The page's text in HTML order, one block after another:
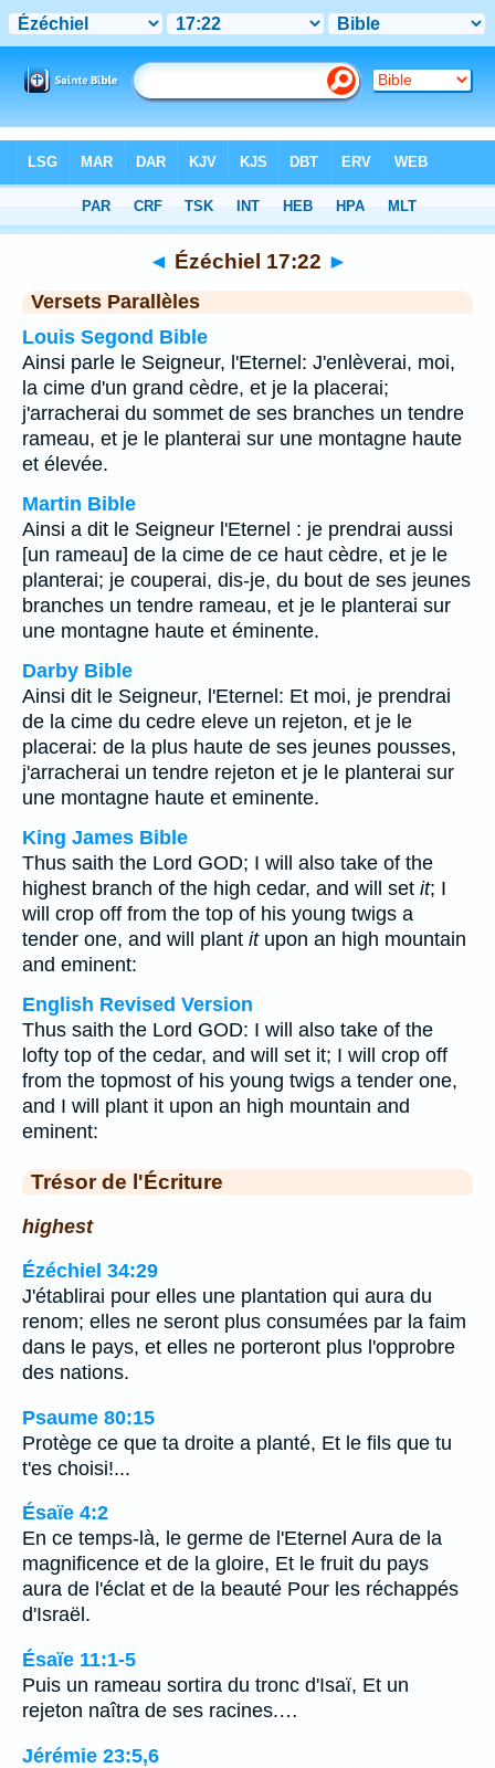
Chapitre 17> Verset 22
◄ Ézéchiel 17:22 ►
Versets Parallèles
Louis Segond Bible
Ainsi parle le Seigneur, l'Eternel: J'enlèverai, moi,
la cime d'un grand cèdre, et je la placerai;
j'arracherai du sommet de ses branches un tendre
rameau, et je le planterai sur une montagne haute
et élevée.
Martin Bible
Ainsi a dit le Seigneur l'Eternel : je prendrai aussi
[un rameau] de la cime de ce haut cèdre, et je le
planterai; je couperai, dis-je, du bout de ses jeunes
branches un tendre rameau, et je le planterai sur
une montagne haute et éminente.
Darby Bible
Ainsi dit le Seigneur, l'Eternel: Et moi, je prendrai
de la cime du cedre eleve un rejeton, et je le
placerai: de la plus haute de ses jeunes pousses,
j'arracherai un tendre rejeton et je le planterai sur
une montagne haute et eminente.
King James Bible
Thus saith the Lord GOD; I will also take of the
highest branch of the high cedar, and will set it; I
will crop off from the top of his young twigs a
tender one, and will plant itupon an high mountain
and eminent:
English Revised Version
Thus saith the Lord GOD: I will also take of the
lofty top of the cedar, and will set it; I will crop off
from the topmost of his young twigs a tender one,
and I will plant it upon an high mountain and
eminent:
Trésor de l'Écriture
highest
Ézéchiel 34:29
J'établirai pour elles une plantation qui aura du
renom; elles ne seront plus consumées par la faim
dans le pays, et elles ne porteront plus l'opprobre
des nations.
Psaume 80:15
Protège ce que ta droite a planté, Et le fils que tu
t'es choisi!...
Ésaïe 4:2
En ce temps-là, le germe de l'Eternel Aura de la
magnificence et de la gloire, Et le fruit du pays
aura de l'éclat et de la beauté Pour les réchappés
d'Israël.
Ésaïe 11:1-5
Puis un rameau sortira du tronc d'Isaï, Et un
rejeton naîtra de ses racines.…
Jérémie 23:5,6